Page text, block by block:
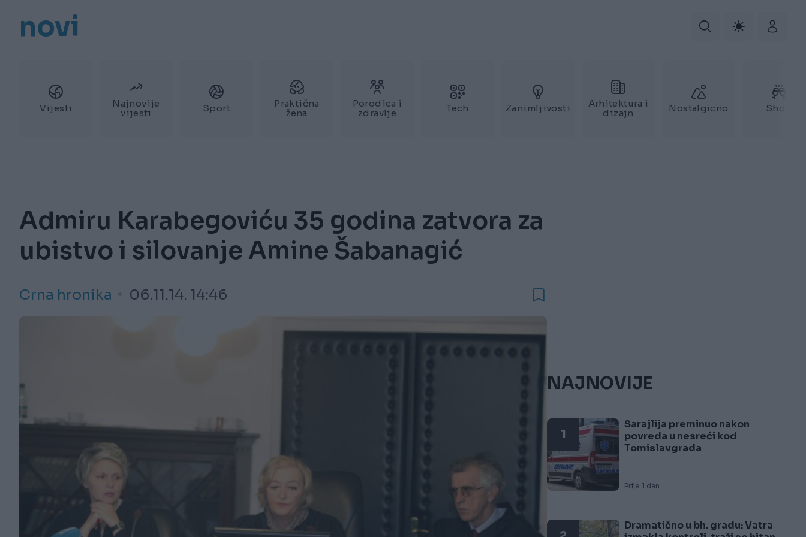
novi
Vijesti
Najnovije
vijesti
Sport
Praktična
žena
Porodica i
zdravlje
Tech Zanimljivosti
Arhitektura i
dizajn
Nostalgicno Show
Admiru Karabegoviću 35 godina zatvora za
ubistvo i silovanje Amine Šabanagić
Crna hronika 06.11.14. 14:46
NAJNOVIJE
1
Sarajlija preminuo nakon
povreda u nesreći kod
Tomislavgrada
Prije 1 dan
Dramatično u bh. gradu: Vatra